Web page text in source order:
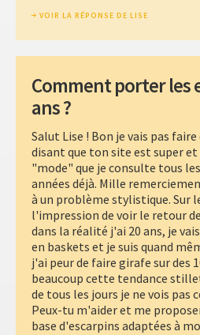
VOIR LA RÉPONSE DE LISE
Comment porter les
ans ?
Salut Lise ! Bon je vais pas
disant que ton site est super
"mode" que je consulte tous
années déjà. Mille
à un problème stylistique. Sur
l'impression de voir le retour
dans la réalité j'ai 20 ans, je
en baskets et je suis quand
j'ai peur de faire girafe sur des
beaucoup cette tendance
de tous les jours je ne vois pas
Peux-tu m'aider et me
base d'escarpins adaptées à